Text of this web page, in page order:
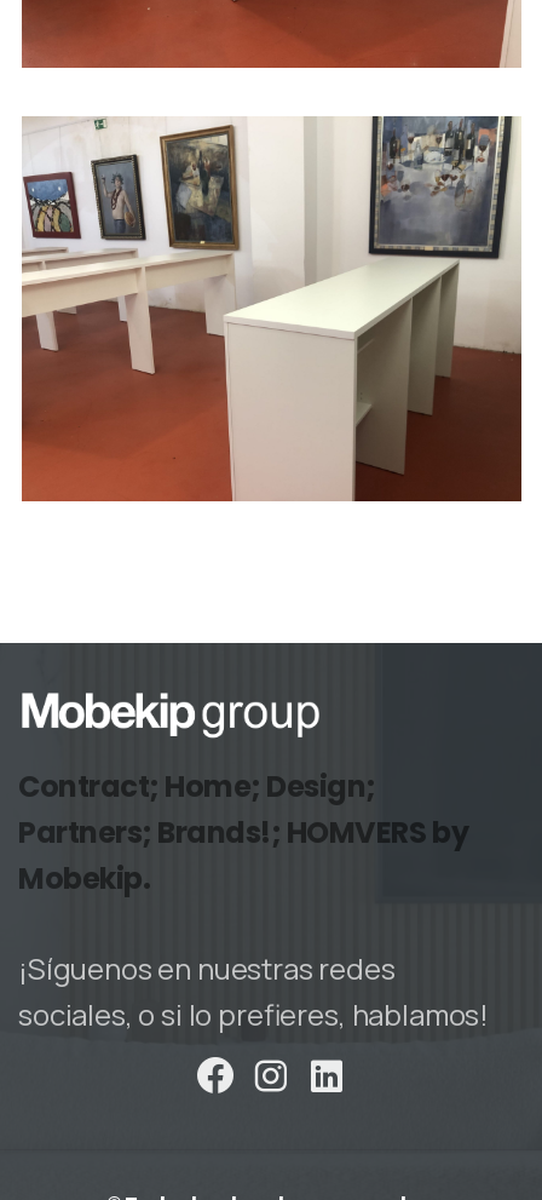
Contract; Home; Design;
Partners; Brands!; HOMVERS by
Mobekip.
¡Síguenos en nuestras redes
sociales, o si lo prefieres, hablamos!